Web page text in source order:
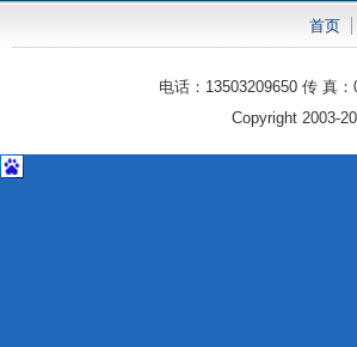
首页
电话：13503209650 传 真
Copyright 2003-